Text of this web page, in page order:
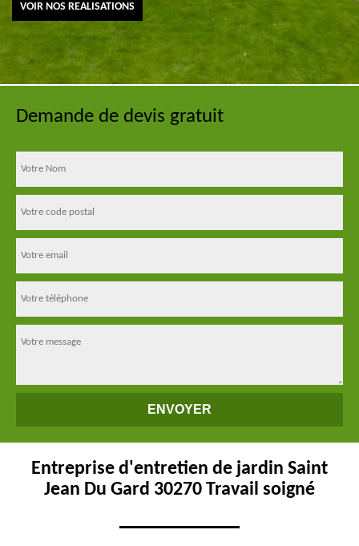
VOIR NOS REALISATIONS
Demande de devis gratuit
Entreprise d'entretien de jardin Saint
Jean Du Gard 30270 Travail soigné